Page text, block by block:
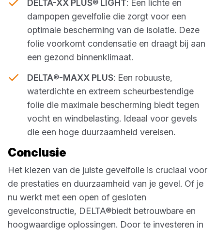
DELTA-XX PLUS® LIGHT: Een lichte en
dampopen gevelfolie die zorgt voor een
optimale bescherming van de isolatie. Deze
folie voorkomt condensatie en draagt bij aan
een gezond binnenklimaat.
DELTA®-MAXX PLUS: Een robuuste,
waterdichte en extreem scheurbestendige
folie die maximale bescherming biedt tegen
vocht en windbelasting. Ideaal voor gevels
die een hoge duurzaamheid vereisen.
Conclusie
Het kiezen van de juiste gevelfolie is cruciaal voor
de prestaties en duurzaamheid van je gevel. Of je
nu werkt met een open of gesloten
gevelconstructie, DELTA®biedt betrouwbare en
hoogwaardige oplossingen. Door te investeren in